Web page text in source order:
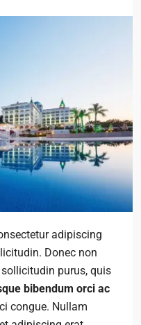
adipiscing
Donec non
purus, quis
bibendum orci ac
congue. Nullam